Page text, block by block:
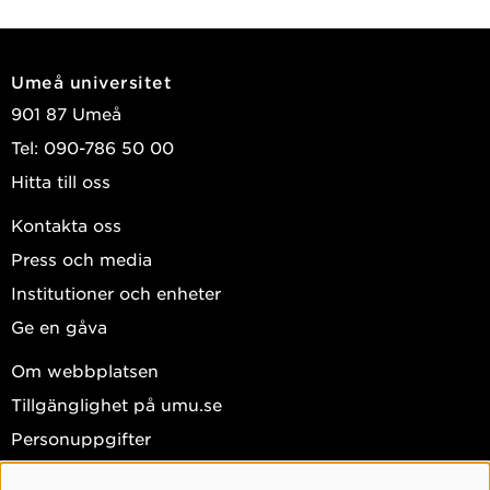
Umeå universitet
901 87 Umeå
Tel: 090-786 50 00
Hitta till oss
Kontakta oss
Press och media
Institutioner och enheter
Ge en gåva
Om webbplatsen
Tillgänglighet på umu.se
Personuppgifter